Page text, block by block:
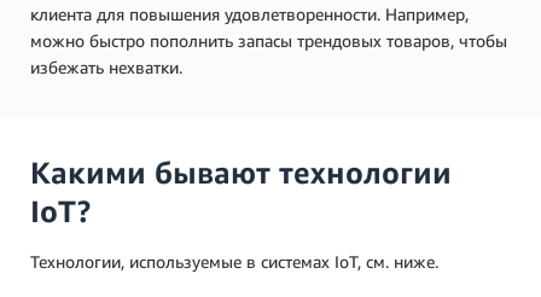
клиента для повышения удовлетворенности. Например,
можно быстро пополнить запасы трендовых товаров, чтобы
избежать нехватки.
Какими бывают технологии
IoT?
Технологии, используемые в системах IoT, см. ниже.